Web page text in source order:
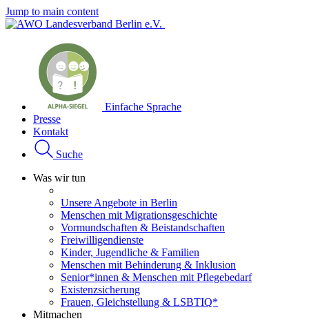
Jump to main content
Einfache Sprache
Presse
Kontakt
Suche
Was wir tun
Unsere Angebote in Berlin
Menschen mit Migrationsgeschichte
Vormundschaften & Beistandschaften
Freiwilligendienste
Kinder, Jugendliche & Familien
Menschen mit Behinderung & Inklusion
Senior*innen & Menschen mit Pflegebedarf
Existenzsicherung
Frauen, Gleichstellung & LSBTIQ*
Mitmachen